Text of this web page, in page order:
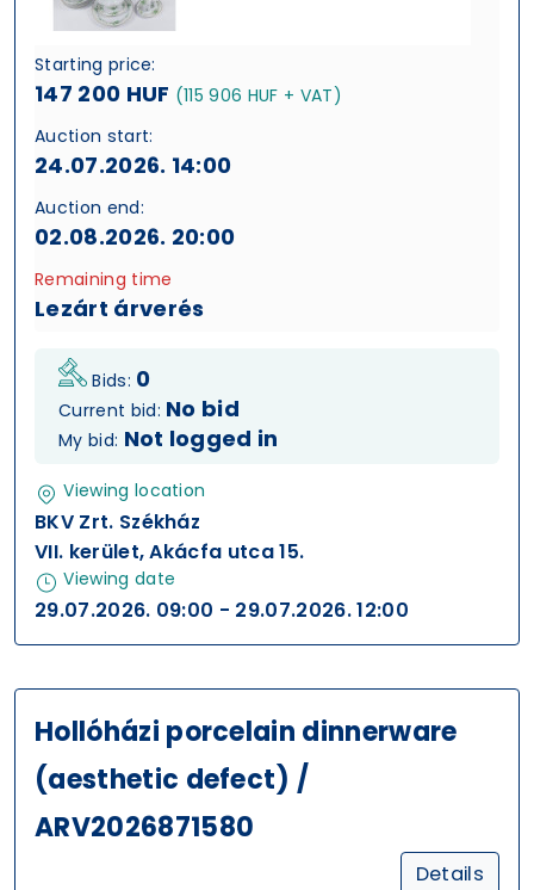
Starting price:
147 200 HUF (115 906 HUF + VAT)
Auction start:
24.07.2026. 14:00
Auction end:
02.08.2026. 20:00
Remaining time
Lezárt árverés
Bids: 0
Current bid: No bid
My bid: Not logged in
Viewing location
BKV Zrt. Székház
VII. kerület, Akácfa utca 15.
Viewing date
29.07.2026. 09:00 - 29.07.2026. 12:00
Hollóházi porcelain dinnerware
(aesthetic defect) /
ARV2026871580
Details